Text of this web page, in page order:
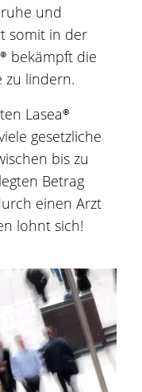
und
somit in der
bekämpft die
zu lindern.
Lasea®
gesetzliche
bis zu
Betrag
einen Arzt
lohnt sich!